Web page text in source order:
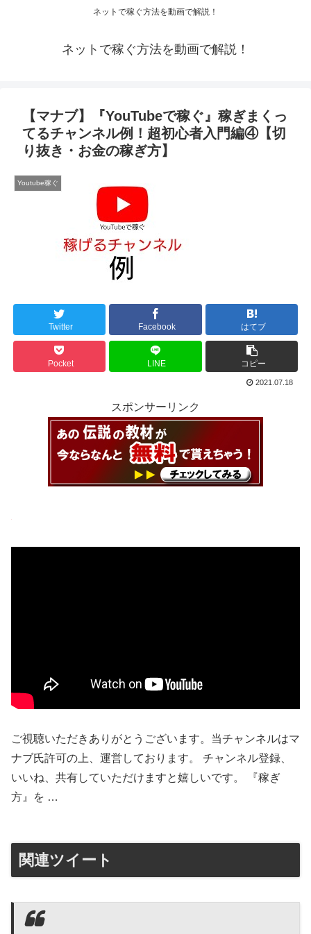
ネットで稼ぐ方法を動画で解説！
ネットで稼ぐ方法を動画で解説！
【マナブ】『YouTubeで稼ぐ』稼ぎまくっ
てるチャンネル例！超初心者入門編④【切
り抜き・お金の稼ぎ方】
Youtube稼ぐ
Twitter Facebook はてブ
Pocket LINE コピー
2021.07.18
スポンサーリンク
ご視聴いただきありがとうございます。当チャンネルはマ
ナブ氏許可の上、運営しております。 チャンネル登録、
いいね、共有していただけますと嬉しいです。 『稼ぎ
方』を …
関連ツイート